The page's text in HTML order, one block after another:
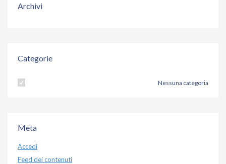
Archivi
Categorie
Nessuna categoria
Meta
Accedi
Feed dei contenuti